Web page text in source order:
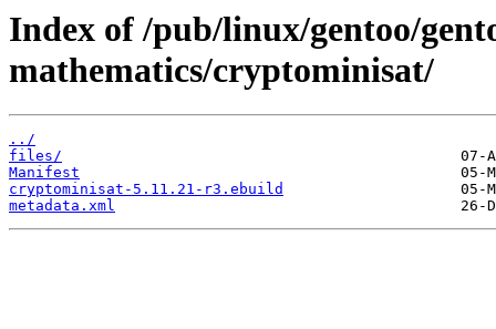
Index of /pub/linux/gentoo/
mathematics/cryptominisat/
../
files/
Manifest
cryptominisat-5.11.21-r3.ebuild
metadata.xml